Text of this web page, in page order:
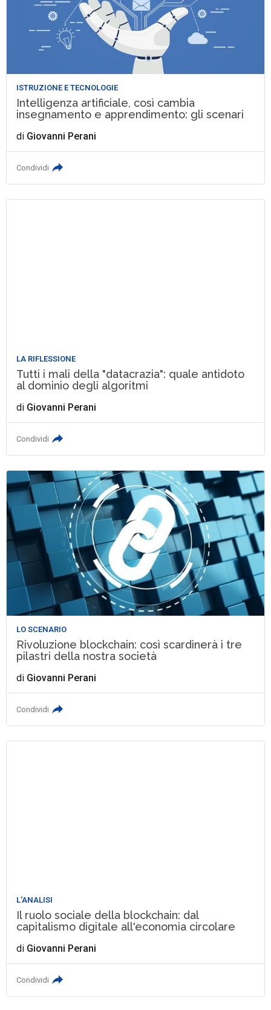
ISTRUZIONE E TECNOLOGIE
Intelligenza artificiale, così cambia
insegnamento e apprendimento: gli scenari
di Giovanni Perani
Condividi
LA RIFLESSIONE
Tutti i mali della "datacrazia": quale antidoto
al dominio degli algoritmi
di Giovanni Perani
Condividi
LO SCENARIO
Rivoluzione blockchain: così scardinerà i tre
pilastri della nostra società
di Giovanni Perani
Condividi
L'ANALISI
Il ruolo sociale della blockchain: dal
capitalismo digitale all'economia circolare
di Giovanni Perani
Condividi